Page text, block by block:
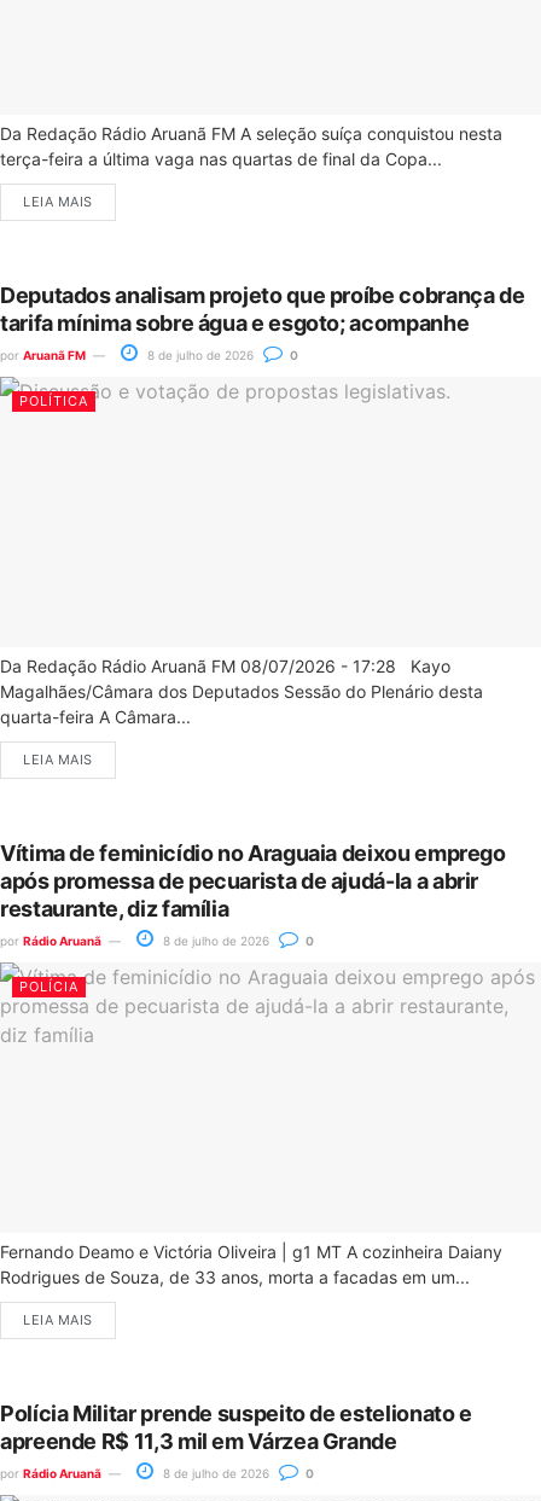
Da Redação Rádio Aruanã FM A seleção suíça conquistou nesta
terça-feira a última vaga nas quartas de final da Copa...
LEIA MAIS
Deputados analisam projeto que proíbe cobrança de
tarifa mínima sobre água e esgoto; acompanhe
por Aruanã FM 8 de julho de 2026 0
POLÍTICA
Da Redação Rádio Aruanã FM 08/07/2026 - 17:28 Kayo
Magalhães/Câmara dos Deputados Sessão do Plenário desta
quarta-feira A Câmara...
LEIA MAIS
Vítima de feminicídio no Araguaia deixou emprego
após promessa de pecuarista de ajudá-la a abrir
restaurante, diz família
por Rádio Aruanã 8 de julho de 2026 0
POLÍCIA
Fernando Deamo e Victória Oliveira | g1 MT A cozinheira Daiany
Rodrigues de Souza, de 33 anos, morta a facadas em um...
LEIA MAIS
Polícia Militar prende suspeito de estelionato e
apreende R$ 11,3 mil em Várzea Grande
por Rádio Aruanã 8 de julho de 2026 0